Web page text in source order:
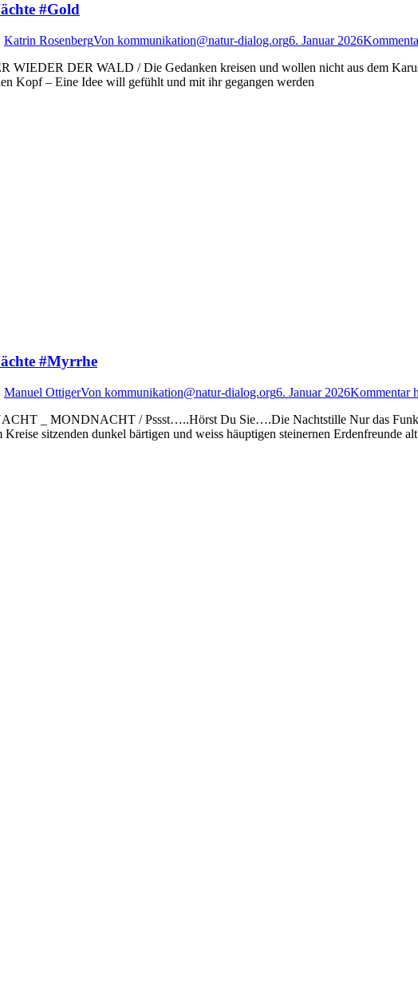
#Gold
Katrin RosenbergVon kommunikation@natur-dialog.org6. Januar 2026
WIEDER DER WALD / Die Gedanken kreisen und wollen nicht aus dem
Kopf – Eine Idee will gefühlt und mit ihr gegangen werden
#Myrrhe
Manuel OttigerVon kommunikation@natur-dialog.org6. Januar 2026Kommentar
_ MONDNACHT / Pssst…..Hörst Du Sie….Die Nachtstille Nur das
Kreise sitzenden dunkel bärtigen und weiss häuptigen steinernen Erdenfreunde